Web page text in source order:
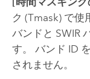
ク (Tmask) で使
バンドと SWIR
す。 バンド ID
されません。